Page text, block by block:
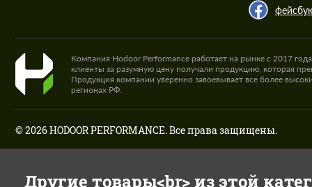
фейсбук
Компания Hodoor Performance работает на рынке с 2017
клиенты за разумную цену получали продукцию, которая
Продукция компании уверенно завоевывает все более
регионах РФ.
© 2026 HODOOR PERFORMANCE. Все права защищены.
Другие товары<br> из этой